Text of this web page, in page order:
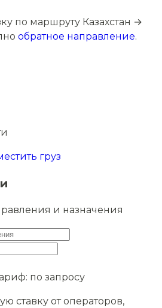
по маршруту Казахстан →
обратное направление.
груз
и назначения
по запросу
ставку от операторов,